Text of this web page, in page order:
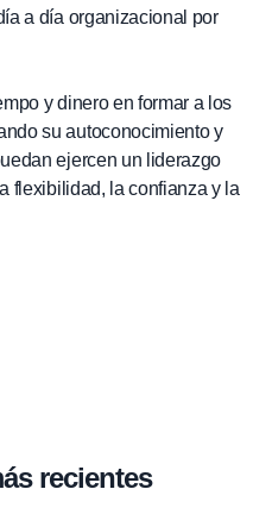
a día organizacional por
y dinero en formar a los
su autoconocimiento y
ejercen un liderazgo
flexibilidad, la confianza y la
recientes